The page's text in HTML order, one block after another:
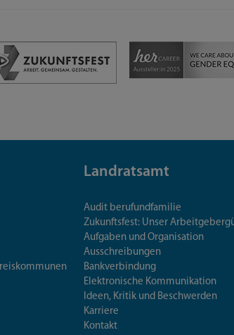
Landratsamt
Audit berufundfamilie
Zukunftsfest: Unser
Aufgaben und Organisation
Ausschreibungen
Bankverbindung
Elektronische Kommunikation
Ideen, Kritik und Beschwerden
Karriere
Kontakt